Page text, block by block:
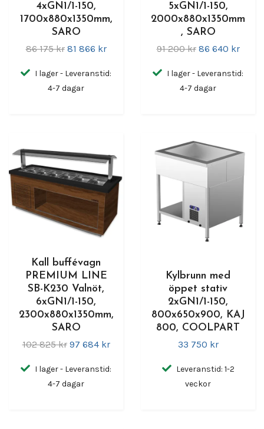
4xGN1/1-150,
1700x880x1350mm,
SARO
86 175 kr 81 866 kr
I lager - Leveranstid:
4-7 dagar
5xGN1/1-150,
2000x880x1350mm
, SARO
91 200 kr 86 640 kr
I lager - Leveranstid:
4-7 dagar
Kall buffévagn
PREMIUM LINE
SB-K230 Valnöt,
6xGN1/1-150,
2300x880x1350mm,
SARO
102 825 kr 97 684 kr
I lager - Leveranstid:
4-7 dagar
Kylbrunn med
öppet stativ
2xGN1/1-150,
800x650x900, KAJ
800, COOLPART
33 750 kr
Leveranstid: 1-2
veckor